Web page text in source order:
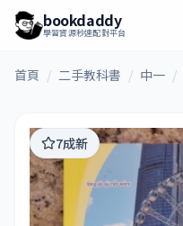
bookdaddy
學習資源秒速配對平台
首頁 / 二手教科書 / 中一 /
7成新